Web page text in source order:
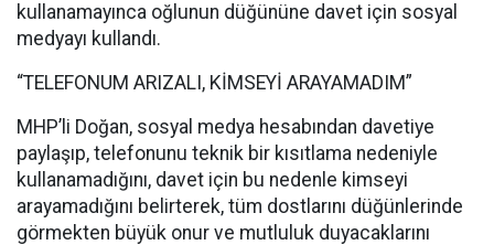
kullanamayınca oğlunun düğününe davet için sosyal
medyayı kullandı.
“TELEFONUM ARIZALI, KİMSEYİ ARAYAMADIM”
MHP’li Doğan, sosyal medya hesabından davetiye
paylaşıp, telefonunu teknik bir kısıtlama nedeniyle
kullanamadığını, davet için bu nedenle kimseyi
arayamadığını belirterek, tüm dostlarını düğünlerinde
görmekten büyük onur ve mutluluk duyacaklarını